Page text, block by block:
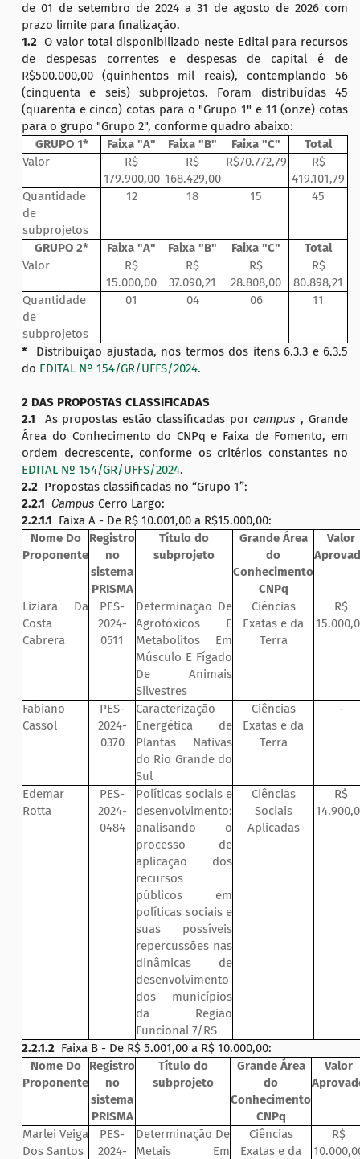
de 01 de setembro de 2024 a 31 de agosto de 2026 com
prazo limite para finalização.
1.2 O valor total disponibilizado neste Edital para recursos
de despesas correntes e despesas de capital é de
R$500.000,00 (quinhentos mil reais), contemplando 56
(cinquenta e seis) subprojetos. Foram distribuídas 45
(quarenta e cinco) cotas para o "Grupo 1" e 11 (onze) cotas
para o grupo "Grupo 2", conforme quadro abaixo:
GRUPO 1*
Faixa "A" Faixa "B" Faixa "C"
Total
Valor
R$
179.900,00
R$
168.429,00
R$70.772,79
R$
419.101,79
Quantidade
de
subprojetos
12 18 15 45
GRUPO 2* Faixa "A" Faixa "B" Faixa "C"
Total
Valor
R$
15.000,00
R$
37.090,21
R$
28.808,00
R$
80.898,21
Quantidade
de
subprojetos
01 04 06 11
*
Distribuição ajustada, nos termos dos itens 6.3.3 e 6.3.5
do EDITAL Nº 154/GR/UFFS/2024.
2 DAS PROPOSTAS CLASSIFICADAS
2.1
As propostas estão classificadas porcampus , Grande
Área do Conhecimento do CNPq e Faixa de Fomento, em
ordem decrescente, conforme os critérios constantes no
EDITAL Nº 154/GR/UFFS/2024.
2.2 Propostas classificadas no “Grupo 1”:
2.2.1 Campus Cerro Largo:
2.2.1.1 Faixa A - De R$ 10.001,00 a R$15.000,00:
Nome Do
Proponente
Registro
no
sistema
PRISMA
Título do
subprojeto
Grande Área
do
Conhecimento
CNPq
Valor
Liziara Da
Costa
Cabrera
PES-
2024-
0511
Determinação De
Agrotóxicos E
Metabolitos Em
Músculo E Fígado
De Animais
Silvestres
Ciências
Exatas e da
Terra
R$
Fabiano
Cassol
PES-
2024-
0370
Caracterização
Energética de
Plantas Nativas
do Rio Grande do
Sul
Ciências
Exatas e da
Terra
-
Edemar
Rotta
PES-
2024-
0484
Políticas sociais e
desenvolvimento:
analisando o
processo de
aplicação dos
recursos
públicos em
políticas sociais e
suas possíveis
repercussões nas
dinâmicas de
desenvolvimento
dos municípios
da Região
Funcional 7/RS
Ciências
Sociais
Aplicadas
R$
2.2.1.2 Faixa B - De R$ 5.001,00 a R$ 10.000,00:
Nome Do
Proponente
Registro
no
sistema
PRISMA
Título do
subprojeto
Grande Área
do
Conhecimento
CNPq
Valor
Marlei Veiga
Dos Santos
PES-
2024-
Determinação De
Metais Em
Ciências
Exatas e da
R$